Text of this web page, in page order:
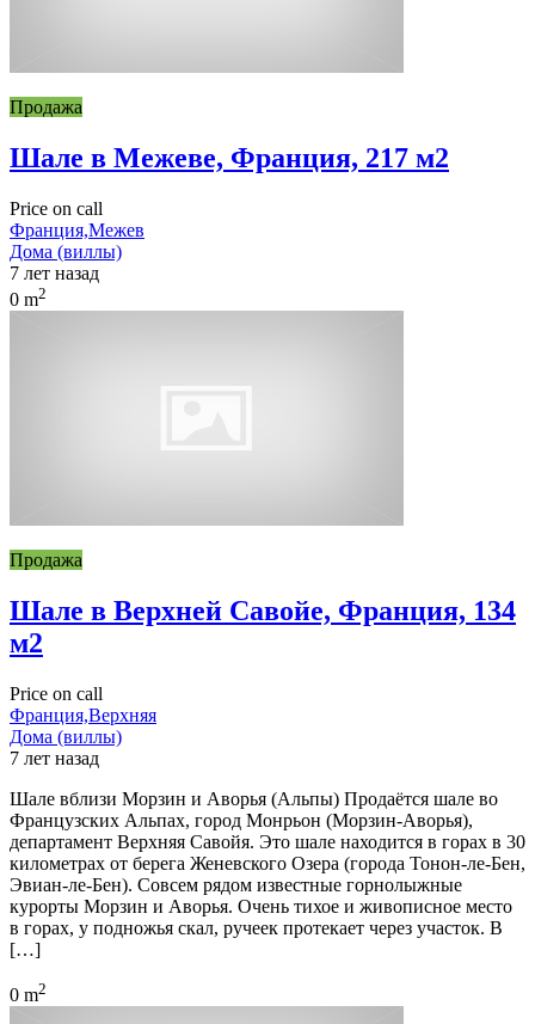
Продажа
Шале в Межеве, Франция, 217 м2
Price on call
Франция,Межев
Дома (виллы)
7 лет назад
0 m2
Продажа
Шале в Верхней Савойе, Франция, 134
м2
Price on call
Франция,Верхняя
Дома (виллы)
7 лет назад
Шале вблизи Морзин и Аворья (Альпы) Продаётся шале во
Французских Альпах, город Монрьон (Морзин-Аворья),
департамент Верхняя Савойя. Это шале находится в горах в 30
километрах от берега Женевского Озера (города Тонон-ле-Бен,
Эвиан-ле-Бен). Совсем рядом известные горнолыжные
курорты Морзин и Аворья. Очень тихое и живописное место
в горах, у подножья скал, ручеек протекает через участок. В
[…]
0 m2